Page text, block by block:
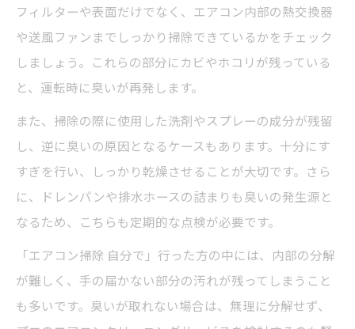
フィルターや表面だけでなく、エアコン内部の熱交換器
や送風ファンまでしっかり掃除できているかをチェック
しましょう。これらの部分にカビやホコリが残っている
と、運転時に臭いが再発します。
また、掃除の際に使用した洗剤やスプレーの成分が残留
し、逆に臭いの原因となるケースもあります。十分にす
すぎを行い、しっかり乾燥させることが大切です。さら
に、ドレンパンや排水ホースの詰まりも臭いの発生源と
なるため、こちらも定期的な点検が必要です。
「エアコン掃除 自分で」行った方の中には、内部の分解
が難しく、手の届かない部分の汚れが残ってしまうこと
も多いです。臭いが取れない場合は、無理に分解せず、